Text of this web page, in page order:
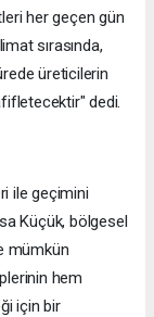
her geçen gün
sırasında,
üreticilerin
dedi.
ile geçimini
Küçük, bölgesel
mümkün
hem
için bir